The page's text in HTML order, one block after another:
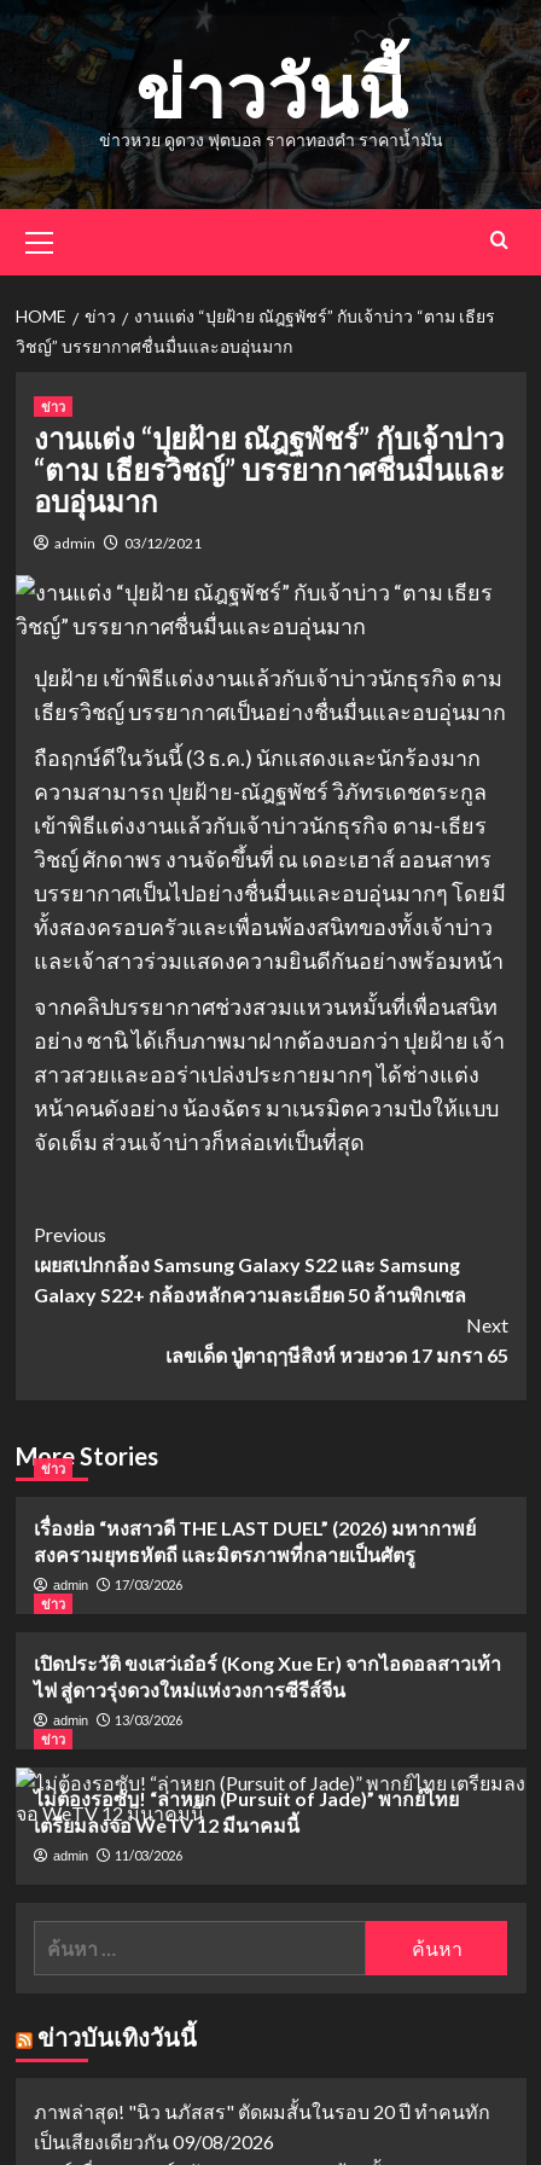
Skip
ข่าววันนี้
ข่าวหวย ดูดวง ฟุตบอล ราคาทองคำ ราคาน้ำมัน
Menu
HOME ข่าว
งานแต่ง “ปุยฝ้าย ณัฎฐพัชร์” กับเจ้าบ่าว “ตาม เธียร
วิชญ์” บรรยากาศชื่นมื่นและอบอุ่นมาก
ข่าว
งานแต่ง “ปุยฝ้าย ณัฎฐพัชร์” กับเจ้าบ่าว
“ตาม เธียรวิชญ์” บรรยากาศชื่นมื่นและ
อบอุ่นมาก
admin 03/12/2021
ปุยฝ้าย เข้าพิธีแต่งงานแล้วกับเจ้าบ่าวนักธุรกิจ ตาม
เธียรวิชญ์ บรรยากาศเป็นอย่างชื่นมื่นและอบอุ่นมาก
ถือฤกษ์ดีในวันนี้ (3 ธ.ค.) นักแสดงและนักร้องมาก
ความสามารถ ปุยฝ้าย-ณัฎฐพัชร์ วิภัทรเดชตระกูล
เข้าพิธีแต่งงานแล้วกับเจ้าบ่าวนักธุรกิจ ตาม-เธียร
วิชญ์ ศักดาพร งานจัดขึ้นที่ ณ เดอะเฮาส์ ออนสาทร
บรรยากาศเป็นไปอย่างชื่นมื่นและอบอุ่นมากๆ โดยมี
ทั้งสองครอบครัวและเพื่อนพ้องสนิทของทั้งเจ้าบ่าว
และเจ้าสาวร่วมแสดงความยินดีกันอย่างพร้อมหน้า
จากคลิปบรรยากาศช่วงสวมแหวนหมั้นที่เพื่อนสนิท
อย่าง ซานิ ได้เก็บภาพมาฝากต้องบอกว่า ปุยฝ้าย เจ้า
สาวสวยและออร่าเปล่งประกายมากๆ ได้ช่างแต่ง
หน้าคนดังอย่าง น้องฉัตร มาเนรมิตความปังให้แบบ
จัดเต็ม ส่วนเจ้าบ่าวก็หล่อเท่เป็นที่สุด
Post
Navigation
Previous
เผยสเปกกล้อง Samsung Galaxy S22 และ Samsung
Galaxy S22+ กล้องหลักความละเอียด 50 ล้านพิกเซล
Next
เลขเด็ด ปู่ตาฤๅษีสิงห์ หวยงวด 17 มกรา 65
More Stories
ข่าว
เรื่องย่อ “หงสาวดี THE LAST DUEL” (2026) มหากาพย์
สงครามยุทธหัตถี และมิตรภาพที่กลายเป็นศัตรู
admin
17/03/2026
ข่าว
เปิดประวัติ ขงเสว่เอ๋อร์ (Kong Xue Er) จากไอดอลสาวเท้า
ไฟ สู่ดาวรุ่งดวงใหม่แห่งวงการซีรีส์จีน
admin
13/03/2026
ข่าว
ไม่ต้องรอซับ! “ล่าหยก (Pursuit of Jade)” พากย์ไทย
เตรียมลงจอ WeTV 12 มีนาคมนี้
admin 11/03/2026
ค้นหา
ข่าวบันเทิงวันนี้
ภาพล่าสุด! "นิว นภัสสร" ตัดผมสั้นในรอบ 20 ปี ทำคนทัก
เป็นเสียงเดียวกัน09/08/2026